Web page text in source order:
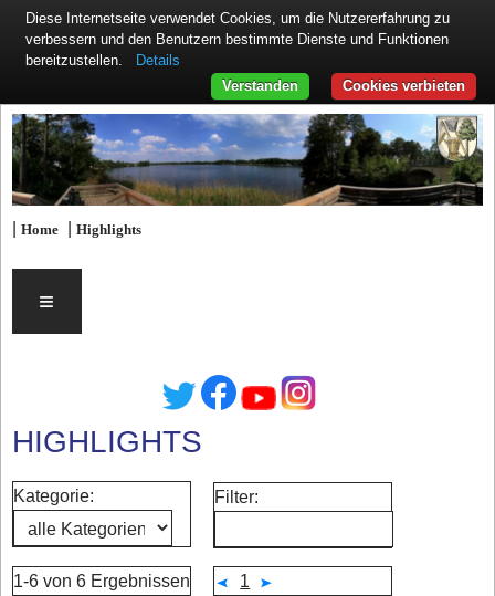
|Home |Highlights
≡
HIGHLIGHTS
Kategorie: Filter:
1-6 von 6 Ergebnissen 1
Diese Internetseite verwendet Cookies, um die Nutzererfahrung zu
verbessern und den Benutzern bestimmte Dienste und Funktionen
bereitzustellen.
Details
Cookies verbieten
Verstanden